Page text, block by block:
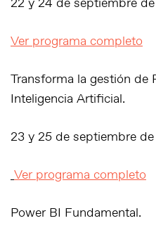
22 y 24 de septiembre
Ver programa completo
Transforma la gestión de
Inteligencia Artificial.
23 y 25 de septiembre
Ver programa completo
Power BI Fundamental.